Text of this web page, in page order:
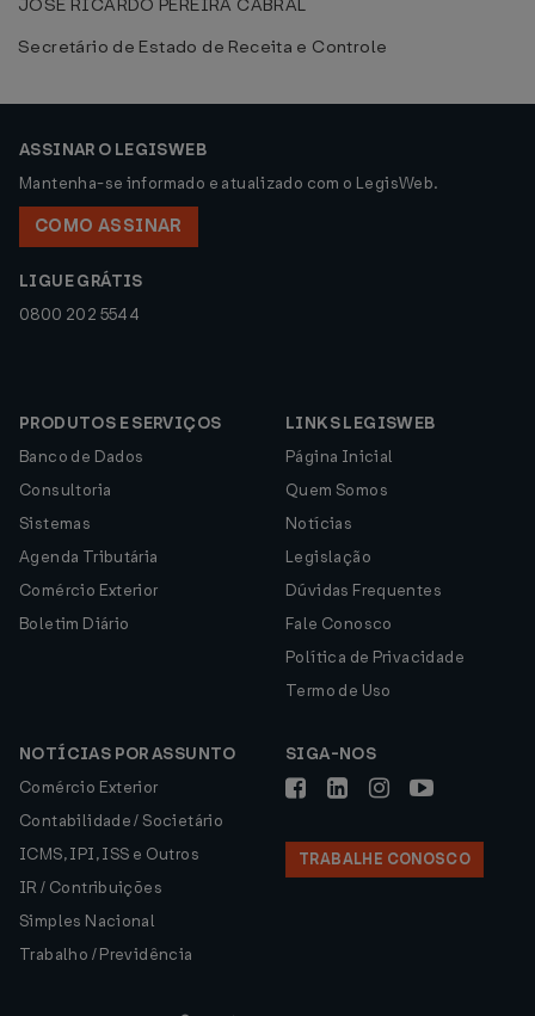
JOSÉ RICARDO PEREIRA CABRAL
Secretário de Estado de Receita e Controle
ASSINAR O LEGISWEB
Mantenha-se informado e atualizado com o LegisWeb.
COMO ASSINAR
LIGUE GRÁTIS
0800 202 5544
PRODUTOS E SERVIÇOS
Banco de Dados
Consultoria
Sistemas
Agenda Tributária
Comércio Exterior
Boletim Diário
LINKS LEGISWEB
Página Inicial
Quem Somos
Notícias
Legislação
Dúvidas Frequentes
Fale Conosco
Política de Privacidade
Termo de Uso
NOTÍCIAS POR ASSUNTO
Comércio Exterior
Contabilidade / Societário
ICMS, IPI, ISS e Outros
IR / Contribuições
Simples Nacional
Trabalho / Previdência
SIGA-NOS
TRABALHE CONOSCO